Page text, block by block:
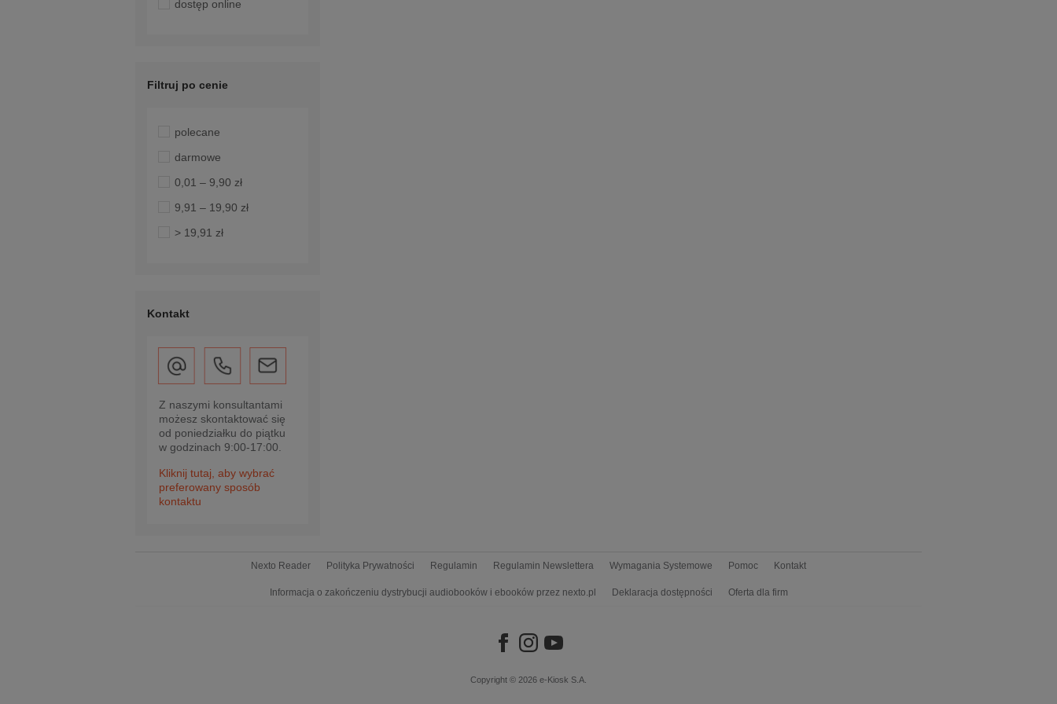
dostęp online
Filtruj po cenie
polecane
darmowe
0,01 – 9,90 zł
9,91 – 19,90 zł
> 19,91 zł
Kontakt
Z naszymi konsultantami
możesz skontaktować się
od poniedziałku do piątku
w godzinach 9:00-17:00.
Kliknij tutaj, aby wybrać
preferowany sposób
kontaktu
Nexto Reader Polityka Prywatności Regulamin Regulamin Newslettera Wymagania Systemowe Pomoc Kontakt
Informacja o zakończeniu dystrybucji audiobooków i ebooków przez nexto.pl Deklaracja dostępności Oferta dla firm
Copyright © 2026 e-Kiosk S.A.